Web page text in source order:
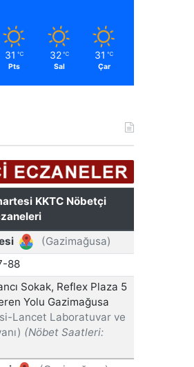
31 ℃
Pts
32 ℃
Sal
31 ℃
Çar